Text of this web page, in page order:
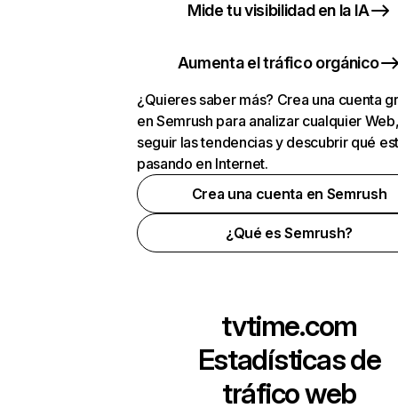
Mide tu visibilidad en la IA
Aumenta el tráfico orgánico
¿Quieres saber más? Crea una cuenta
en Semrush para analizar cualquier
seguir las tendencias y descubrir qué
pasando en Internet.
Crea una cuenta en Semrush
¿Qué es Semrush?
tvtime.com
Estadísticas de
tráfico web